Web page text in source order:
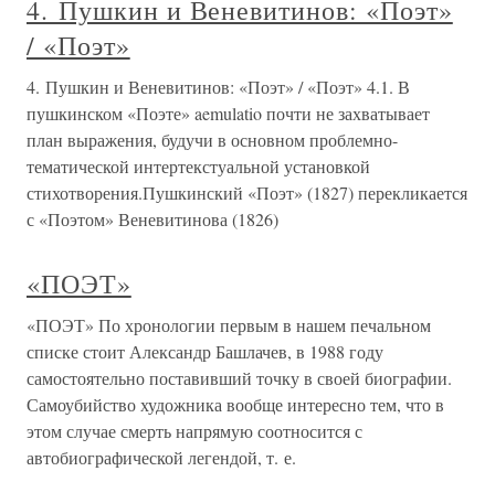
4. Пушкин и Веневитинов: «Поэт»
/ «Поэт»
4. Пушкин и Веневитинов: «Поэт» / «Поэт» 4.1. В
пушкинском «Поэте» aemulatio почти не захватывает
план выражения, будучи в основном проблемно-
тематической интертекстуальной установкой
стихотворения.Пушкинский «Поэт» (1827) перекликается
с «Поэтом» Веневитинова (1826)
«ПОЭТ»
«ПОЭТ» По хронологии первым в нашем печальном
списке стоит Александр Башлачев, в 1988 году
самостоятельно поставивший точку в своей биографии.
Самоубийство художника вообще интересно тем, что в
этом случае смерть напрямую соотносится с
автобиографической легендой, т. е.